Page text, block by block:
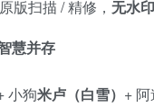
原版扫描 / 精修， 无水
慧并存
小狗米卢（白雪） +